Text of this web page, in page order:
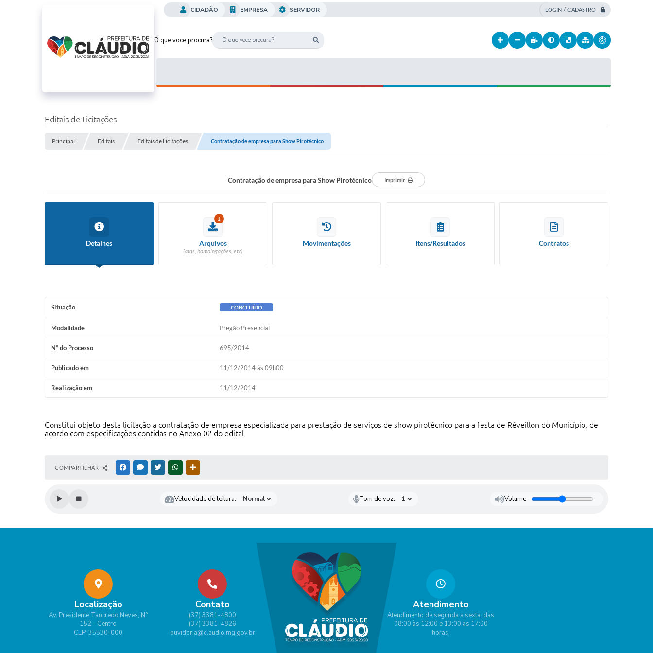
LOGIN / CADASTRO
O que voce procura?
CIDADÃO EMPRESA SERVIDOR
Editais de Licitações
Principal Editais Editais de Licitações Contratação de empresa para Show Pirotécnico
Contratação de empresa para Show Pirotécnico Imprimir
Detalhes
1
Arquivos
(atas, homologações, etc)
Movimentações Itens/Resultados Contratos
Situação CONCLUÍDO
Modalidade Pregão Presencial
Nº do Processo 695/2014
Publicado em 11/12/2014 às 09h00
Realização em 11/12/2014
Constitui objeto desta licitação a contratação de empresa especializada para prestação de serviços de show pirotécnico para a festa de Réveillon do Município, de
acordo com especificações contidas no Anexo 02 do edital
COMPARTILHAR FACEBOOKMESSENGER
TWITTERWHATSAPP
Velocidade de leitura: Tom de voz: Volume
Localização
Av. Presidente Tancredo Neves, N°
152 - Centro
CEP: 35530-000
Contato
(37) 3381-4800
(37) 3381-4826
ouvidoria@claudio.mg.gov.br
Atendimento
Atendimento de segunda a sexta, das
08:00 às 12:00 e 13:00 às 17:00
horas.